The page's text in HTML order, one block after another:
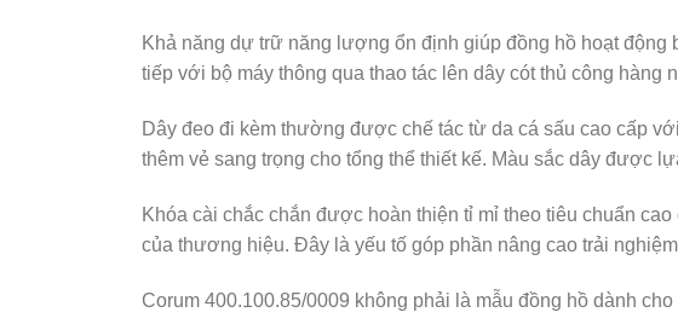
Khả năng dự trữ năng lượng ổn định giúp đồng hồ hoạt
tiếp với bộ máy thông qua thao tác lên dây cót thủ công
Dây đeo đi kèm thường được chế tác từ da cá sấu cao cấp
thêm vẻ sang trọng cho tổng thể thiết kế. Màu sắc dây được
Khóa cài chắc chắn được hoàn thiện tỉ mỉ theo tiêu chuẩn
của thương hiệu. Đây là yếu tố góp phần nâng cao trải
Corum 400.100.85/0009 không phải là mẫu đồng hồ dành